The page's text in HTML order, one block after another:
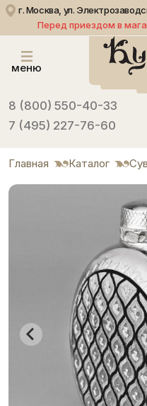
г. Москва, ул.
Перед приездом в
меню
8 (800) 550-40-33
7 (495) 227-76-60
Главная Каталог